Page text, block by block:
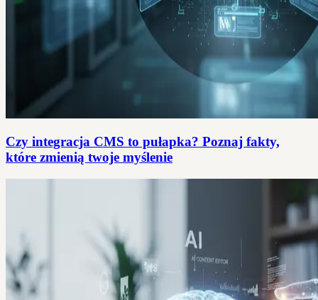
Czy integracja CMS to pułapka? Poznaj fakty,
które zmienią twoje myślenie